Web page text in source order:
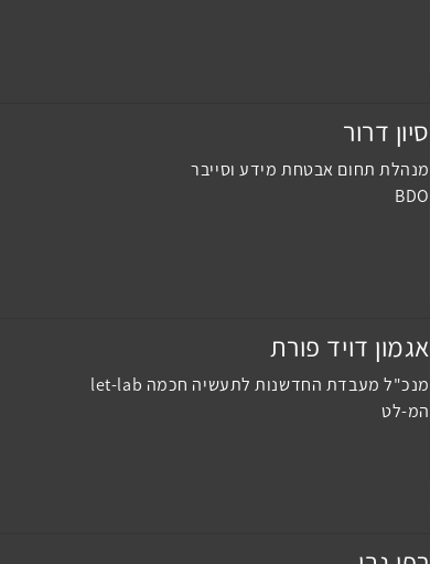
סיון דרור
מנהלת תחום אבטחת מידע וסייבר
BDO
אגמון דויד פורת
מנכ"ל מעבדת החדשנות לתעשיה חכמה let-lab
המ-לט